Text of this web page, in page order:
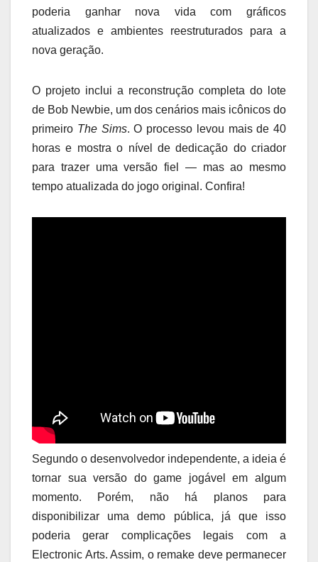
poderia ganhar nova vida com gráficos
atualizados e ambientes reestruturados para a
nova geração.
O projeto inclui a reconstrução completa do lote
de Bob Newbie, um dos cenários mais icônicos do
primeiro The Sims. O processo levou mais de 40
horas e mostra o nível de dedicação do criador
para trazer uma versão fiel — mas ao mesmo
tempo atualizada do jogo original. Confira!
Segundo o desenvolvedor independente, a ideia é
tornar sua versão do game jogável em algum
momento. Porém, não há planos para
disponibilizar uma demo pública, já que isso
poderia gerar complicações legais com a
Electronic Arts. Assim, o remake deve permanecer